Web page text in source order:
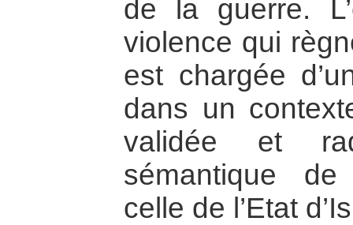
de la guerre.
violence qui
est chargée
dans un
validée et
sémantique
celle de l’Etat